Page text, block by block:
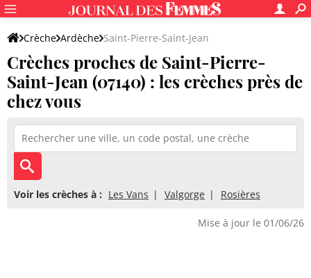
Crèche Ardèche Saint-Pierre-Saint-Jean
Crèches proches de Saint-Pierre-
Saint-Jean (07140) : les crèches près de
chez vous
Voir les crèches à : Les Vans Valgorge Rosières
Mise à jour le 01/06/26